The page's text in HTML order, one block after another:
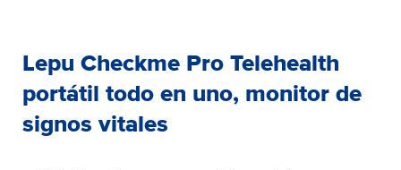
Lepu Checkme Pro Telehealth
portátil todo en uno, monitor de
signos vitales